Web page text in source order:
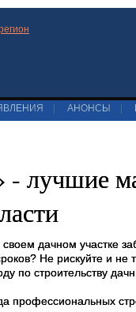
АНОНСЫ
лучшие
дачном участке
Не рискуйте и
по строительству
профессиональных